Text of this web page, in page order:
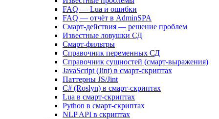
FAQ — Lua и ошибки
FAQ — отчёт в AdminSPA
Смарт-действия — решение проблем
Известные ловушки СД
Смарт-фильтры
Справочник переменных СД
Справочник сущностей (смарт-выражения)
JavaScript (Jint) в смарт-скриптах
Паттерны JS/Jint
C# (Roslyn) в смарт-скриптах
Lua в смарт-скриптах
Python в смарт-скриптах
NLP API в скриптах